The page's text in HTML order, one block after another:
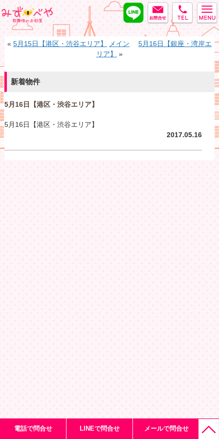
tel
MAIL
LINE
« 5月15日【港区・渋谷エリア】 メイン
5月16日【銀座・湾岸エ
リア】
»
新着物件
5月16日【港区・渋谷エリア】
5月16日【港区・渋谷エリア】
2017.05.16
電話で問合せ LINEで問合せ メールで問合せ